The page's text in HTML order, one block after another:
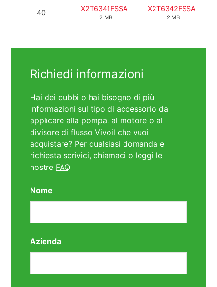
40 X2T6341FSSA
2 MB
X2T6342FSSA
2 MB
Richiedi informazioni
Hai dei dubbi o hai bisogno di più
informazioni sul tipo di accessorio da
applicare alla pompa, al motore o al
divisore di flusso Vivoil che vuoi
acquistare? Per qualsiasi domanda e
richiesta scrivici, chiamaci o leggi le
nostre FAQ
Nome
Azienda